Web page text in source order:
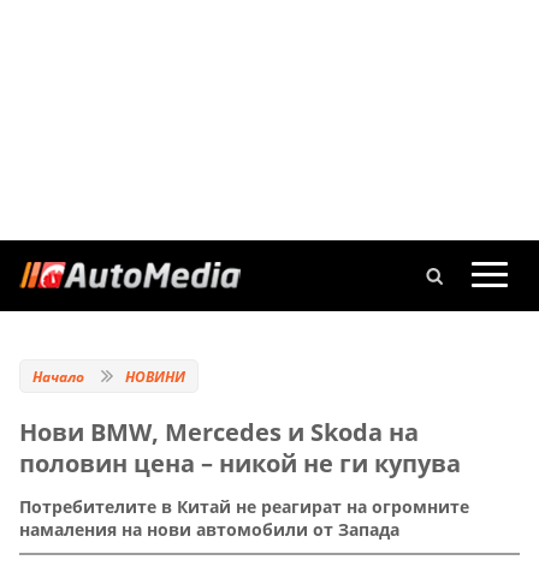
Начало НОВИНИ
Нови BMW, Mercedes и Skoda на
половин цена – никой не ги купува
Потребителите в Китай не реагират на огромните
намаления на нови автомобили от Запада